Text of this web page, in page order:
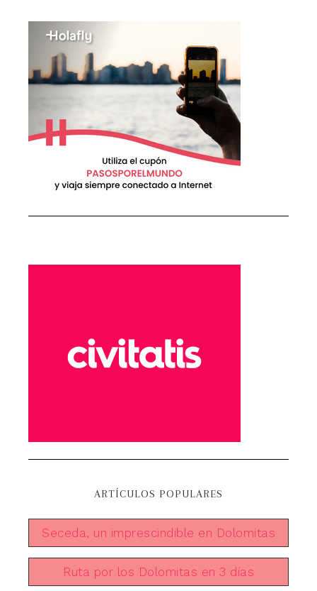
ARTÍCULOS POPULARES
Seceda, un imprescindible en Dolomitas
Ruta por los Dolomitas en 3 días